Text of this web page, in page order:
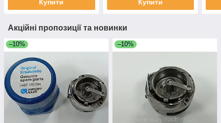
Купити Купити
Акційні пропозиції та новинки
–10% –10%